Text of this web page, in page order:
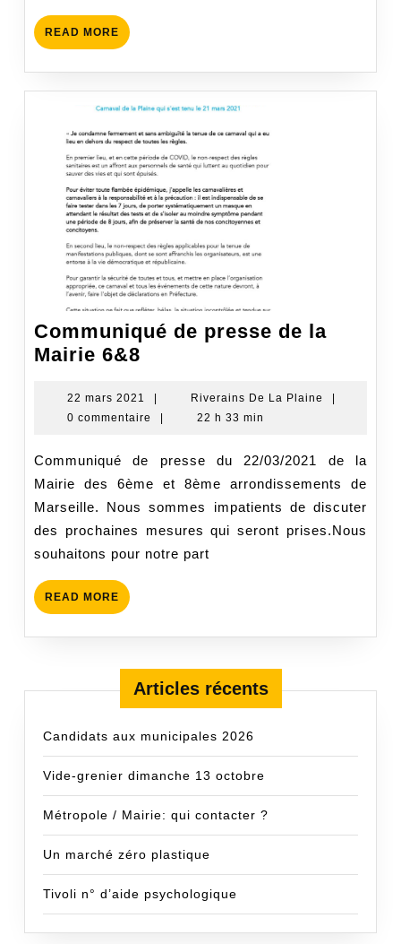
READ MORE READ
MORE
Communiqué de presse de la
Mairie 6&8
presse
de
Mairie
6&8
22 mars 2021
22
mars
| Riverains De La Plaine
Riverains
Plaine
|
0 commentaire
| 22 h 33 min
Communiqué de presse du 22/03/2021 de la
Mairie des 6ème et 8ème arrondissements de
Marseille. Nous sommes impatients de discuter
des prochaines mesures qui seront prises.Nous
souhaitons pour notre part
READ MORE READ
MORE
Articles récents
Candidats aux municipales 2026
Vide-grenier dimanche 13 octobre
Métropole / Mairie: qui contacter ?
Un marché zéro plastique
Tivoli n° d’aide psychologique